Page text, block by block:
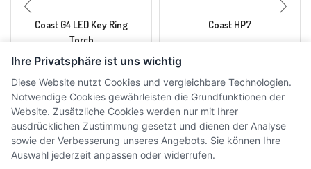
Coast G4 LED Key Ring
Torch
Coast HP7
inkl. MwSt.
Ihre Privatsphäre ist uns wichtig
Diese Website nutzt Cookies und vergleichbare Technologien.
Notwendige Cookies gewährleisten die Grundfunktionen der
Website. Zusätzliche Cookies werden nur mit Ihrer
ausdrücklichen Zustimmung gesetzt und dienen der Analyse
sowie der Verbesserung unseres Angebots. Sie können Ihre
Auswahl jederzeit anpassen oder widerrufen.